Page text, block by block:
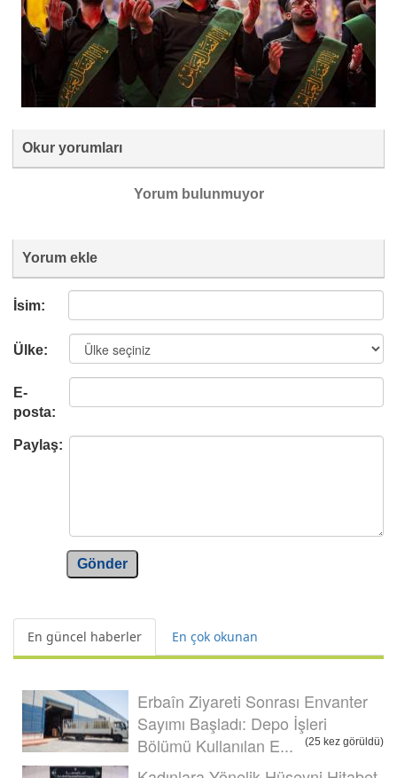
Okur yorumları
Yorum bulunmuyor
Yorum ekle
İsim:
Ülke:
E-
posta:
Paylaş:
Gönder
En güncel haberler En çok okunan
Erbaîn Ziyareti Sonrası Envanter
Sayımı Başladı: Depo İşleri
Bölümü Kullanılan E...
(25 kez görüldü)